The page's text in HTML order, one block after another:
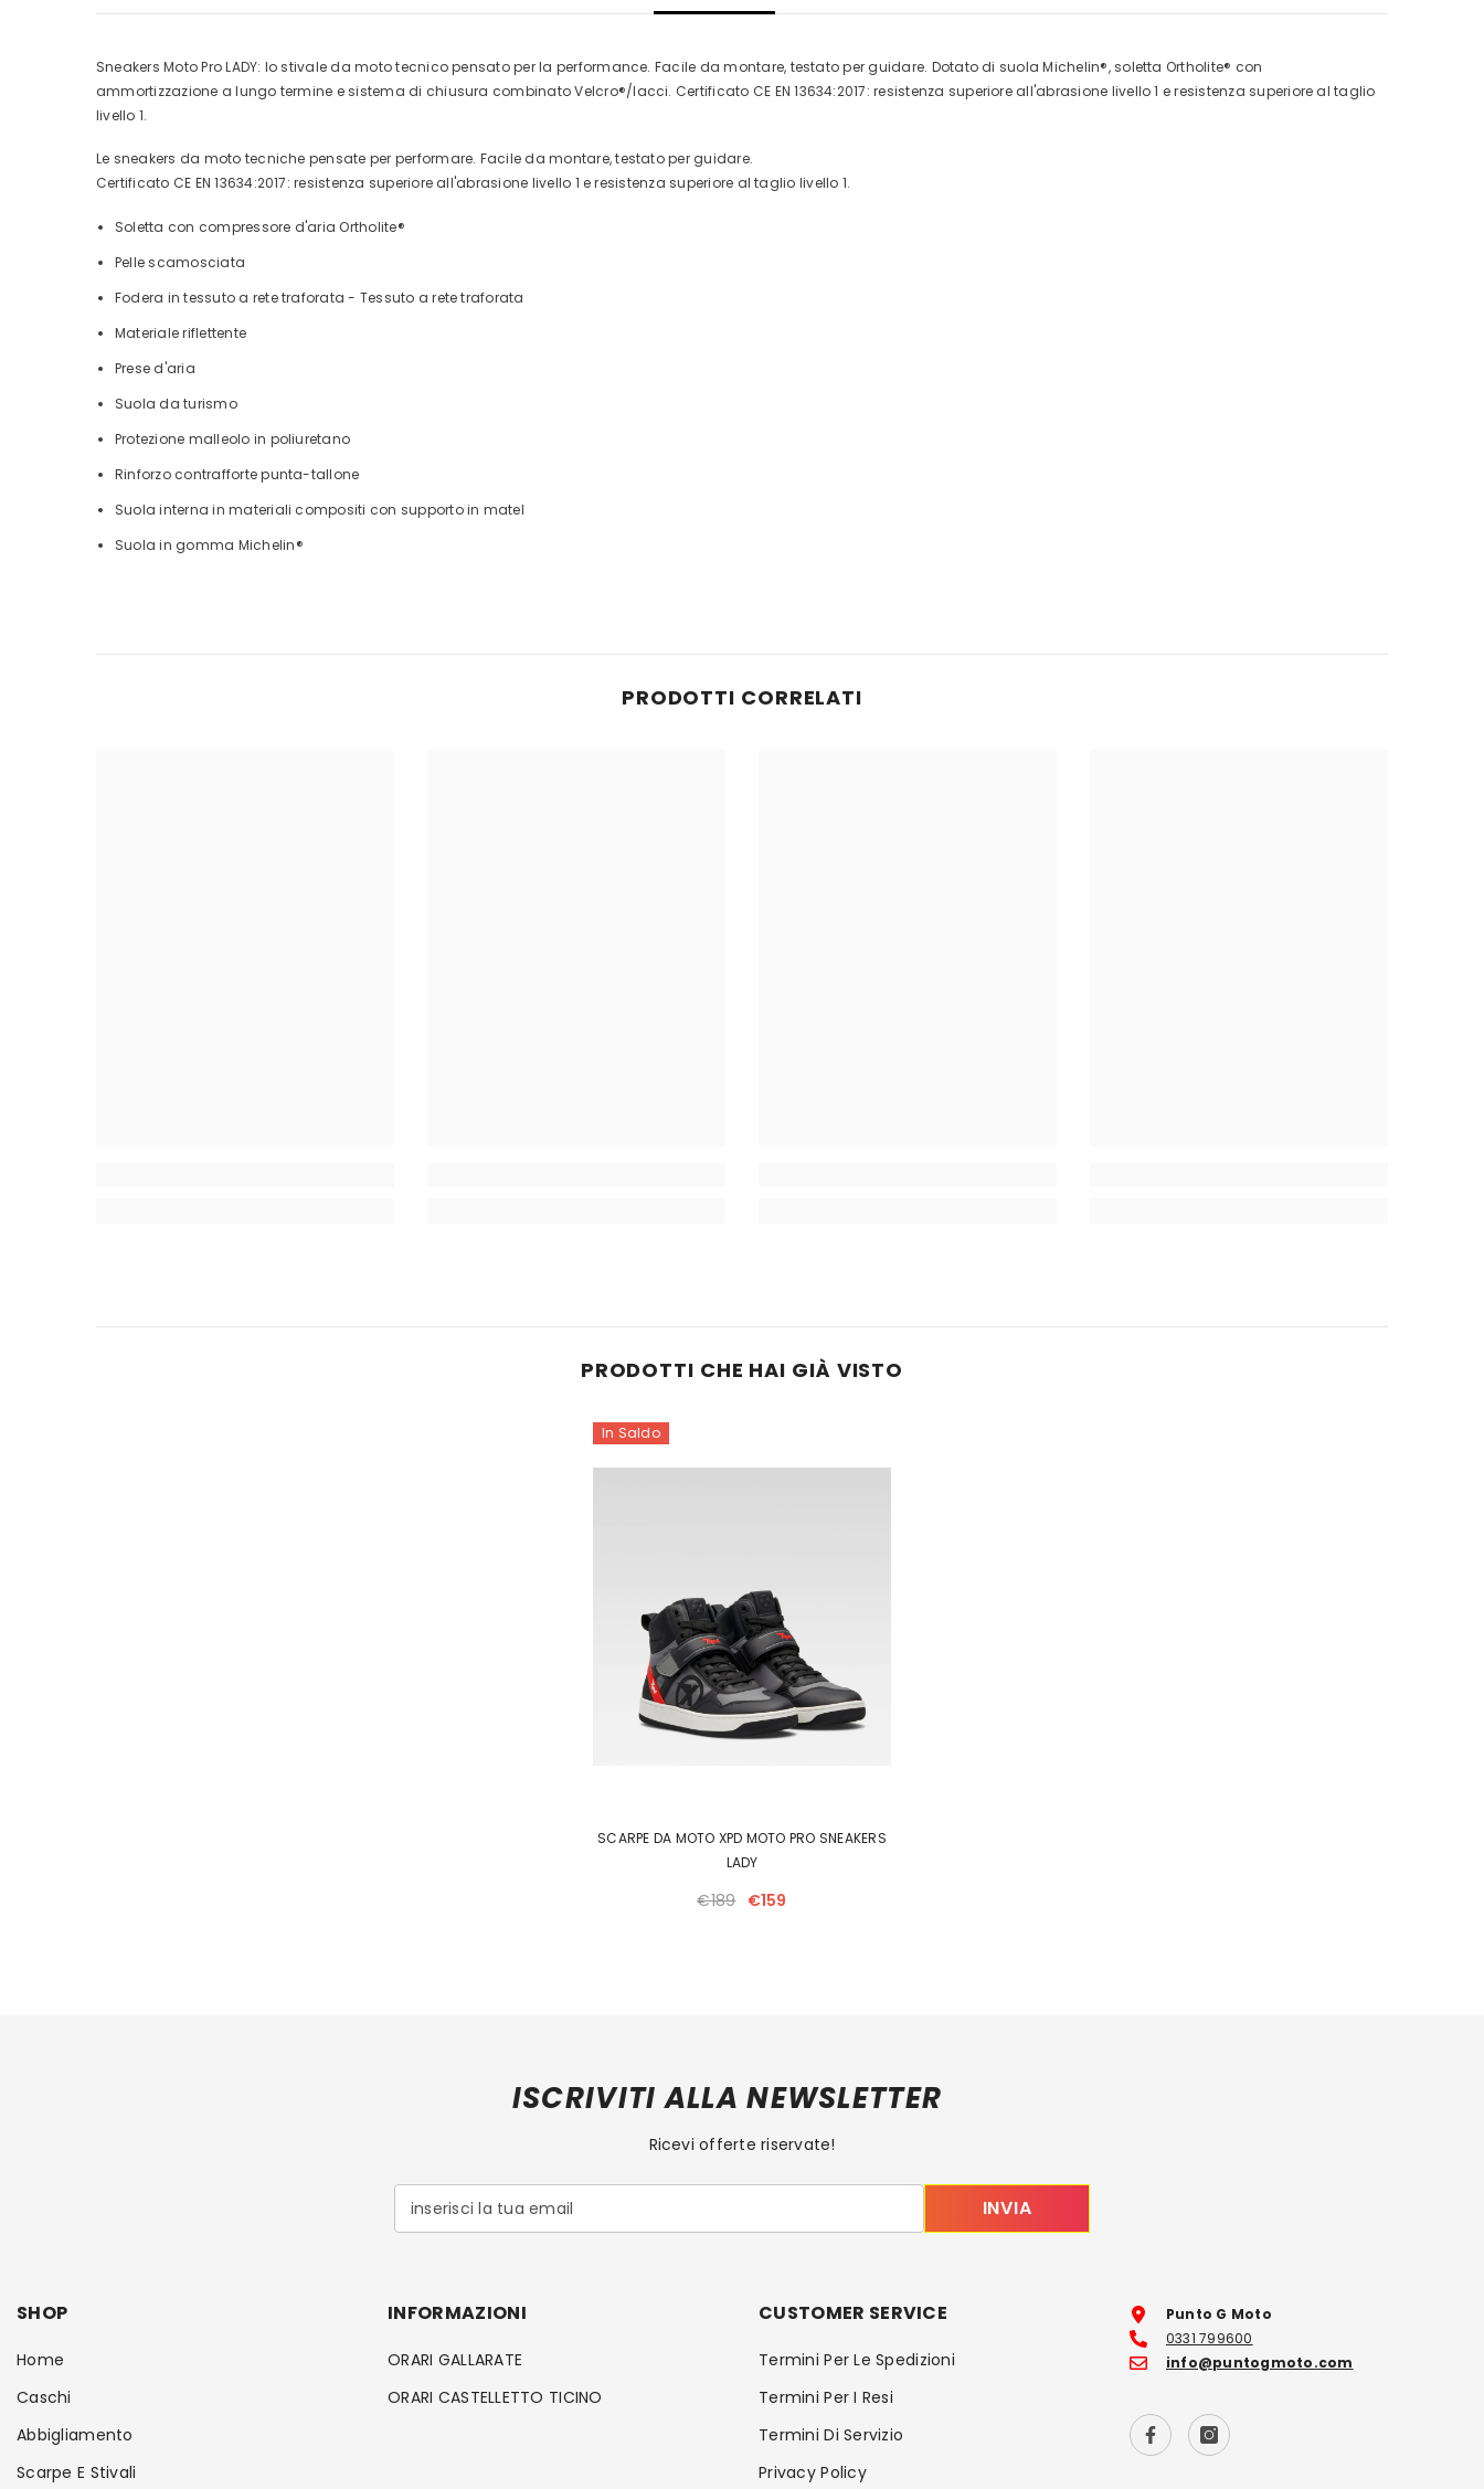
Sneakers Moto Pro LADY: lo stivale da moto tecnico pensato per la performance. Facile da montare, testato per guidare. Dotato di suola Michelin®, soletta Ortholite® con
ammortizzazione a lungo termine e sistema di chiusura combinato Velcro®/lacci. Certificato CE EN 13634:2017: resistenza superiore all'abrasione livello 1 e resistenza superiore al taglio
livello 1.
Le sneakers da moto tecniche pensate per performare. Facile da montare, testato per guidare.
Certificato CE EN 13634:2017: resistenza superiore all'abrasione livello 1 e resistenza superiore al taglio livello 1.
Soletta con compressore d'aria Ortholite®
Pelle scamosciata
Fodera in tessuto a rete traforata - Tessuto a rete traforata
Materiale riflettente
Prese d'aria
Suola da turismo
Protezione malleolo in poliuretano
Rinforzo contrafforte punta-tallone
Suola interna in materiali compositi con supporto in matel
Suola in gomma Michelin®
PRODOTTI CORRELATI
PRODOTTI CHE HAI GIÀ VISTO
In Saldo
SCARPE DA MOTO XPD MOTO PRO SNEAKERS
LADY
€189 €159
ISCRIVITI ALLA NEWSLETTER
Ricevi offerte riservate!
inserisci la tua email INVIA
SHOP
Home
Caschi
Abbigliamento
Scarpe E Stivali
INFORMAZIONI
ORARI GALLARATE
ORARI CASTELLETTO TICINO
CUSTOMER SERVICE
Termini Per Le Spedizioni
Termini Per I Resi
Termini Di Servizio
Privacy Policy
Punto G Moto
0331 799600
info@puntogmoto.com